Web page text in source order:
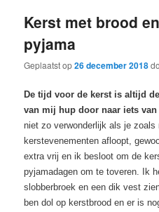
Kerst met brood
pyjama
Geplaatst op26 december 2018
De tijd voor de kerst is altijd
van mij hup door naar iets
niet zo verwonderlijk als je zoals
kerstevenementen afloopt,
extra vrij en ik besloot om de
pyjamadagen om te toveren. Ik
slobberbroek en een dik vest
ben dol op kerstbrood en er is